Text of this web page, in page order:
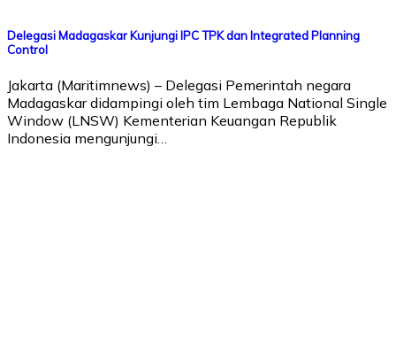
Delegasi Madagaskar Kunjungi IPC TPK dan Integrated Planning
Control
Jakarta (Maritimnews) – Delegasi Pemerintah negara
Madagaskar didampingi oleh tim Lembaga National Single
Window (LNSW) Kementerian Keuangan Republik
Indonesia mengunjungi…